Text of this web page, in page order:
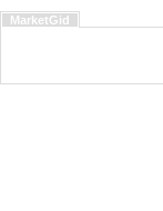
MarketGid